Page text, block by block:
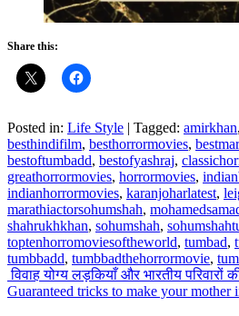
Share this:
Posted in: Life Style | Tagged: amirkhan,
besthindifilm, besthorrormovies,
bestoftumbadd, bestofyashraj,
greathorrormovies, horrormovies,
indianhorrormovies, karanjoharlatest,
marathiactorsohumshah,
shahrukhkhan, sohumshah,
toptenhorromoviesoftheworld, tumbad,
tumbbadd, tumbbadthehorrormovie,
Post
navigation
विवाह योग्य लड़कियाँ और भारतीय परिवारों
Guaranteed tricks to make your mother